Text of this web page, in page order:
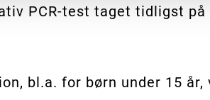
PCR-test taget tidligst
bl.a. for børn under 15 år,